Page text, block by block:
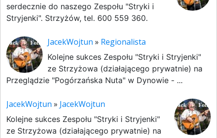
serdecznie do naszego Zespołu "Stryki i
Stryjenki". Strzyżów, tel. 600 559 360.
JacekWojtun » Regionalista
Kolejne sukces Zespołu "Stryki i Stryjenki"
ze Strzyżowa (działającego prywatnie) na
Przeglądzie "Pogórzańska Nuta" w Dynowie - ...
JacekWojtun » JacekWojtun
Kolejne sukces Zespołu "Stryki i Stryjenki"
ze Strzyżowa (działającego prywatnie) na